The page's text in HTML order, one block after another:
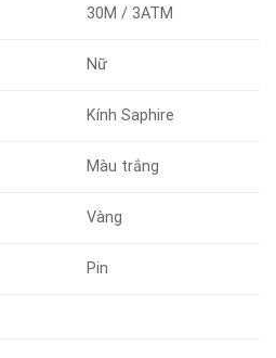
30M / 3ATM
Nữ
Kính Saphire
Màu trắng
Vàng
Pin